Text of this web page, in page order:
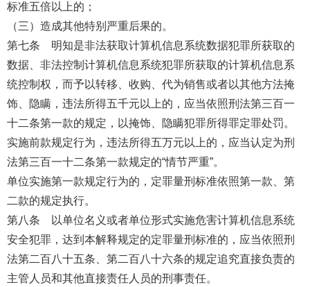
标准五倍以上的；
（三）造成其他特别严重后果的。
第七条 明知是非法获取计算机信息系统数据犯罪所获取的
数据、非法控制计算机信息系统犯罪所获取的计算机信息系
统控制权，而予以转移、收购、代为销售或者以其他方法掩
饰、隐瞒，违法所得五千元以上的，应当依照刑法第三百一
十二条第一款的规定，以掩饰、隐瞒犯罪所得罪定罪处罚。
实施前款规定行为，违法所得五万元以上的，应当认定为刑
法第三百一十二条第一款规定的“情节严重”。
单位实施第一款规定行为的，定罪量刑标准依照第一款、第
二款的规定执行。
第八条 以单位名义或者单位形式实施危害计算机信息系统
安全犯罪，达到本解释规定的定罪量刑标准的，应当依照刑
法第二百八十五条、第二百八十六条的规定追究直接负责的
主管人员和其他直接责任人员的刑事责任。